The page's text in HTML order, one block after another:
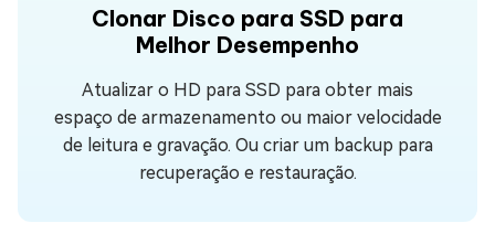
Clonar Disco para SSD para
Melhor Desempenho
Atualizar o HD para SSD para obter mais
espaço de armazenamento ou maior velocidade
de leitura e gravação. Ou criar um backup para
recuperação e restauração.